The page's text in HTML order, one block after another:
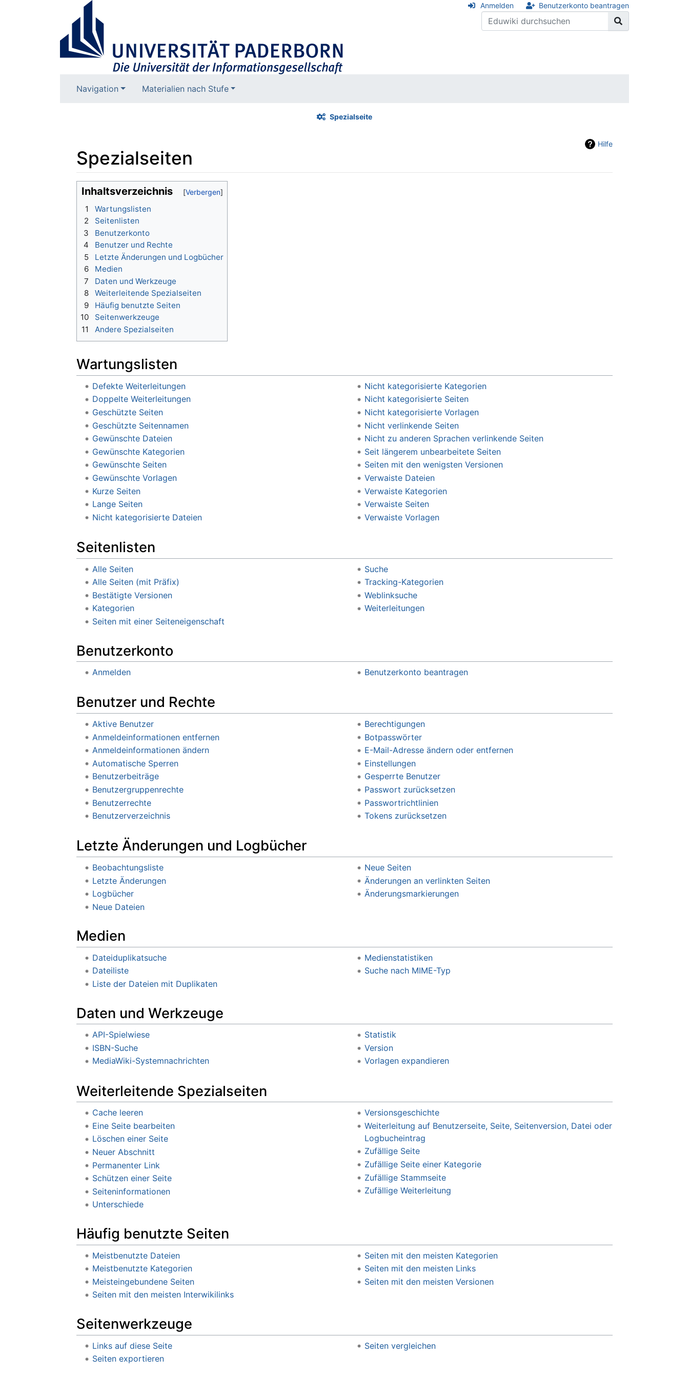
Anmelden Benutzerkonto beantragen
Navigation Materialien nach Stufe
Spezialseite
Hilfe
Spezialseiten
Wechseln zu: Navigation
Inhaltsverzeichnis
1
Wartungslisten
2
Seitenlisten
3
Benutzerkonto
4
Benutzer und Rechte
5
Letzte Änderungen und Logbücher
6
Medien
7
Daten und Werkzeuge
8
Weiterleitende Spezialseiten
9
Häufig benutzte Seiten
10
Seitenwerkzeuge
11
Andere Spezialseiten
Wartungslisten
Defekte Weiterleitungen
Doppelte Weiterleitungen
Geschützte Seiten
Geschützte Seitennamen
Gewünschte Dateien
Gewünschte Kategorien
Gewünschte Seiten
Gewünschte Vorlagen
Kurze Seiten
Lange Seiten
Nicht kategorisierte Dateien
Nicht kategorisierte Kategorien
Nicht kategorisierte Seiten
Nicht kategorisierte Vorlagen
Nicht verlinkende Seiten
Nicht zu anderen Sprachen verlinkende Seiten
Seit längerem unbearbeitete Seiten
Seiten mit den wenigsten Versionen
Verwaiste Dateien
Verwaiste Kategorien
Verwaiste Seiten
Verwaiste Vorlagen
Seitenlisten
Alle Seiten
Alle Seiten (mit Präfix)
Bestätigte Versionen
Kategorien
Seiten mit einer Seiteneigenschaft
Suche
Tracking-Kategorien
Weblinksuche
Weiterleitungen
Benutzerkonto
Anmelden Benutzerkonto beantragen
Benutzer und Rechte
Aktive Benutzer
Anmeldeinformationen entfernen
Anmeldeinformationen ändern
Automatische Sperren
Benutzerbeiträge
Benutzergruppenrechte
Benutzerrechte
Benutzerverzeichnis
Berechtigungen
Botpasswörter
E-Mail-Adresse ändern oder entfernen
Einstellungen
Gesperrte Benutzer
Passwort zurücksetzen
Passwortrichtlinien
Tokens zurücksetzen
Letzte Änderungen und Logbücher
Beobachtungsliste
Letzte Änderungen
Logbücher
Neue Dateien
Neue Seiten
Änderungen an verlinkten Seiten
Änderungsmarkierungen
Medien
Dateiduplikatsuche
Dateiliste
Liste der Dateien mit Duplikaten
Medienstatistiken
Suche nach MIME-Typ
Daten und Werkzeuge
API-Spielwiese
ISBN-Suche
MediaWiki-Systemnachrichten
Statistik
Version
Vorlagen expandieren
Weiterleitende Spezialseiten
Cache leeren
Eine Seite bearbeiten
Löschen einer Seite
Neuer Abschnitt
Permanenter Link
Schützen einer Seite
Seiteninformationen
Unterschiede
Versionsgeschichte
Weiterleitung auf Benutzerseite, Seite, Seitenversion, Datei oder
Logbucheintrag
Zufällige Seite
Zufällige Seite einer Kategorie
Zufällige Stammseite
Zufällige Weiterleitung
Häufig benutzte Seiten
Meistbenutzte Dateien
Meistbenutzte Kategorien
Meisteingebundene Seiten
Seiten mit den meisten Interwikilinks
Seiten mit den meisten Kategorien
Seiten mit den meisten Links
Seiten mit den meisten Versionen
Seitenwerkzeuge
Links auf diese Seite
Seiten exportieren
Seiten vergleichen